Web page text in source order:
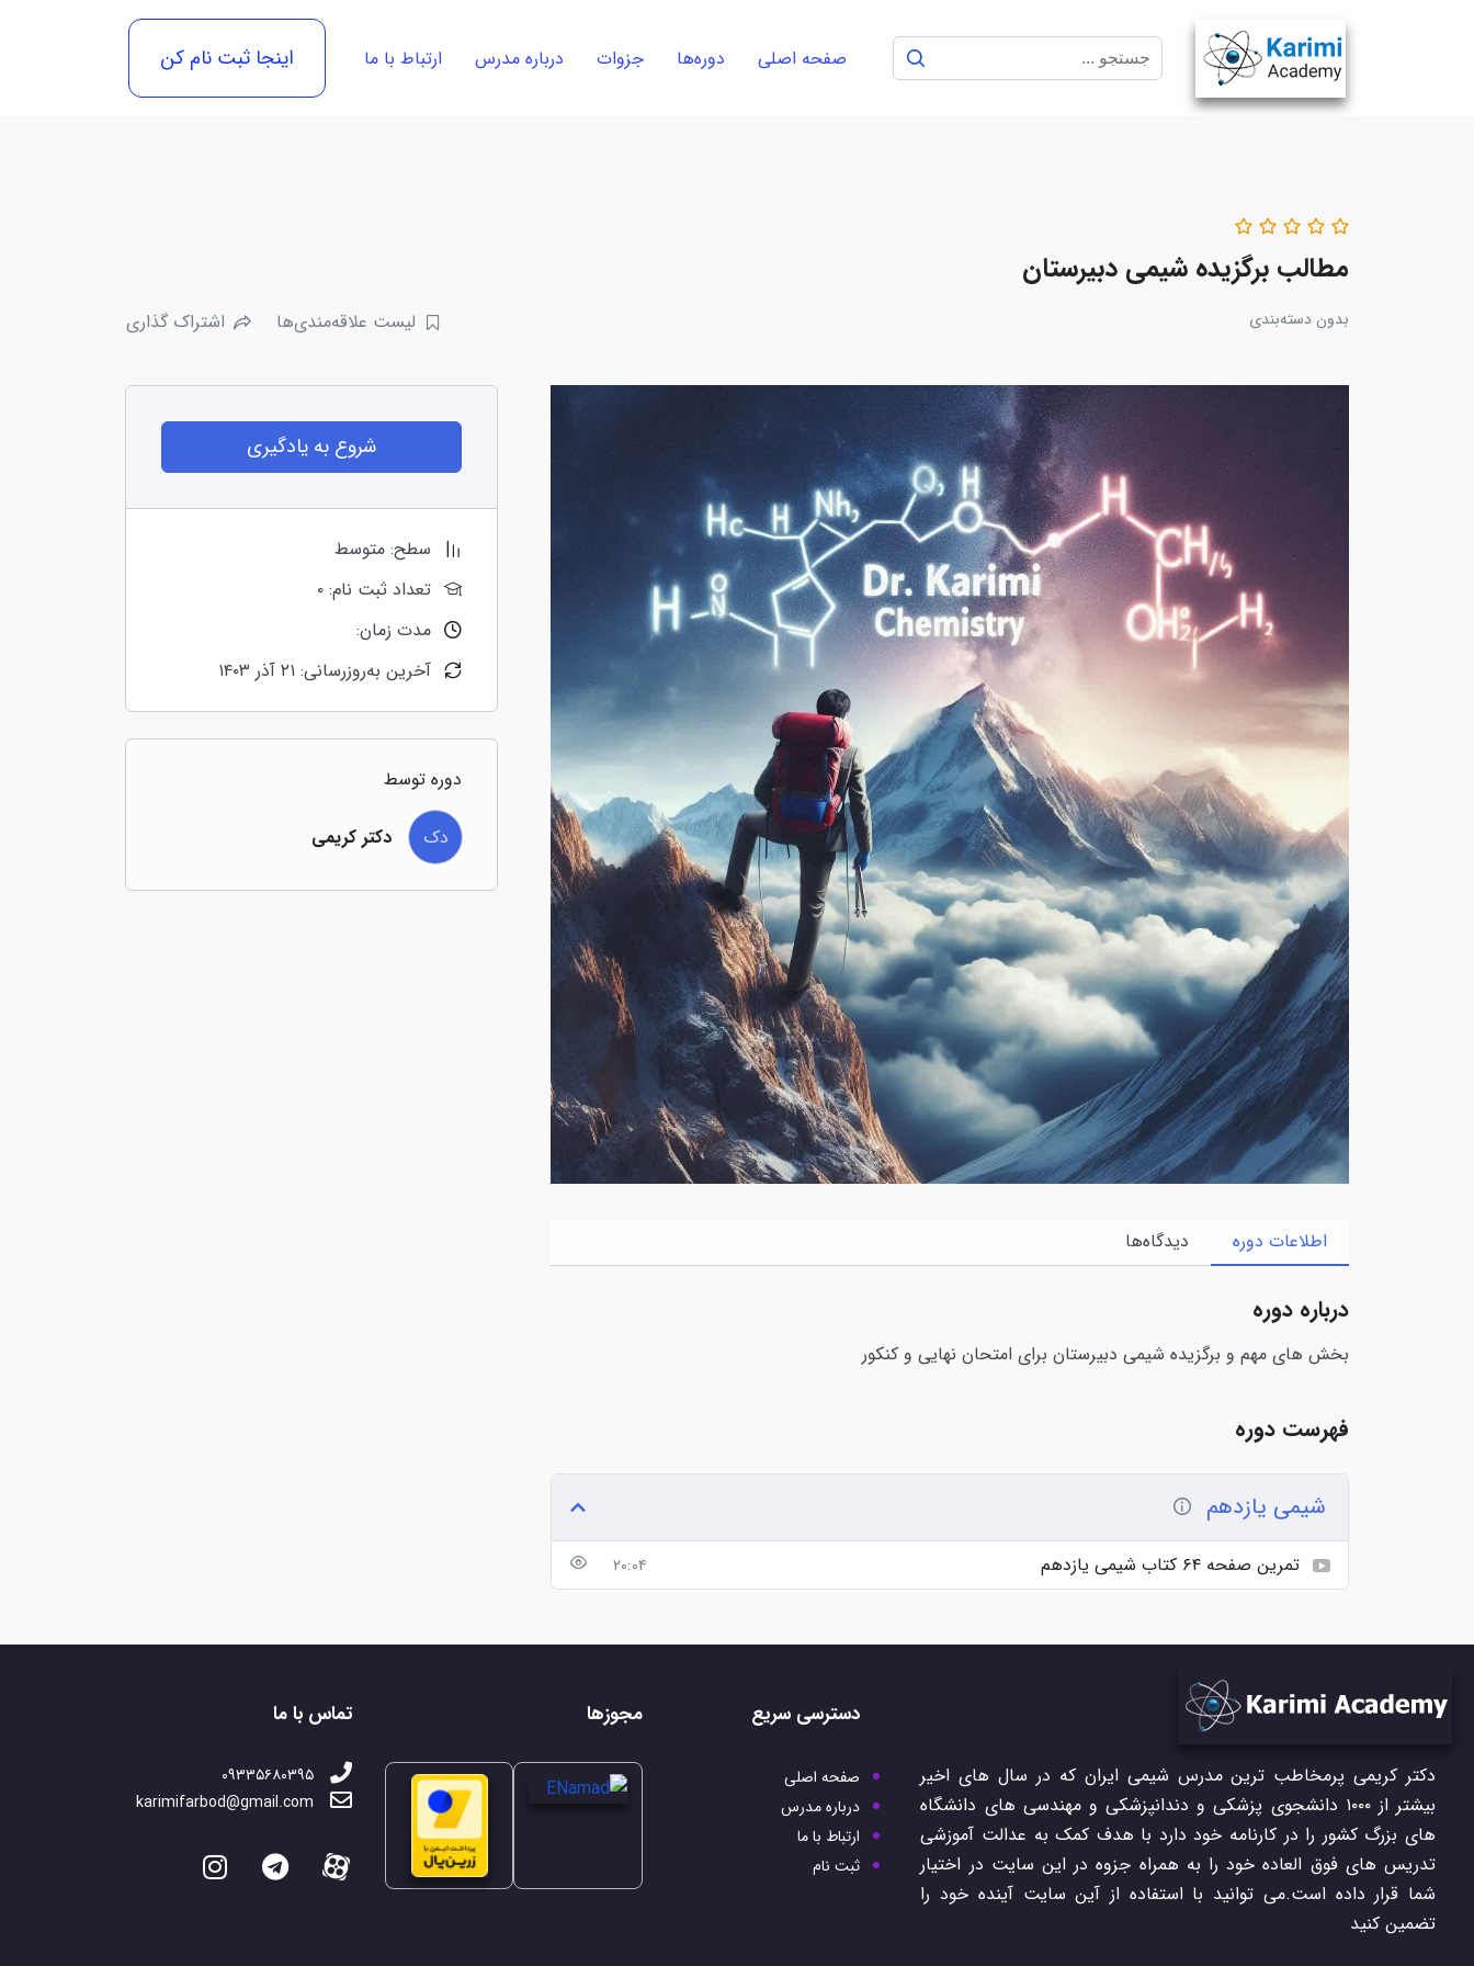
صفحه اصلی دوره‌ها جزوات درباره مدرس ارتباط با ما اینجا ثبت نام کن
مطالب برگزیده شیمی دبیرستان
بدون دسته‌بندی لیست علاقه‌مندی‌ها اشتراک گذاری
اطلاعات دوره دیدگاه‌ها
درباره دوره
بخش های مهم و برگزیده شیمی دبیرستان برای امتحان نهایی و کنکور
فهرست دوره
شیمی یازدهم
تمرین صفحه ۶۴ کتاب شیمی یازدهم ۲۰:۰۴
شروع به یادگیری
سطح: متوسط
تعداد ثبت نام: ۰
مدت زمان:
آخرین به‌روزرسانی: ۲۱ آذر ۱۴۰۳
دوره توسط
دک دکتر کریمی
دکتر کریمی پرمخاطب ترین مدرس شیمی ایران که در سال های اخیر
بیشتر از ۱۰۰۰ دانشجوی پزشکی و دندانپزشکی و مهندسی های دانشگاه
های بزرگ کشور را در کارنامه خود دارد با هدف کمک به عدالت آموزشی
تدریس های فوق العاده خود را به همراه جزوه در این سایت در اختیار
شما قرار داده است.می توانید با استفاده از آین سایت آینده خود را
تضمین کنید
دسترسی سریع
صفحه اصلی
درباره مدرس
ارتباط با ما
ثبت نام
مجوزها تماس با ما
۰۹۳۳۵۶۸۰۳۹۵
karimifarbod@gmail.com